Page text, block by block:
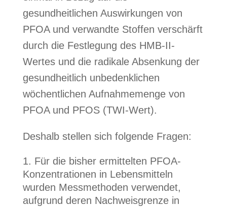
gesundheitlichen Auswirkungen von
PFOA und verwandte Stoffen verschärft
durch die Festlegung des HMB-II-
Wertes und die radikale Absenkung der
gesundheitlich unbedenklichen
wöchentlichen Aufnahmemenge von
PFOA und PFOS (TWI-Wert).
Deshalb stellen sich folgende Fragen:
Für die bisher ermittelten PFOA-
Konzentrationen in Lebensmitteln
wurden Messmethoden verwendet,
aufgrund deren Nachweisgrenze in